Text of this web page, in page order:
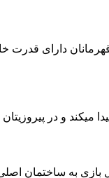
میکند و در
ساختمان اصلی